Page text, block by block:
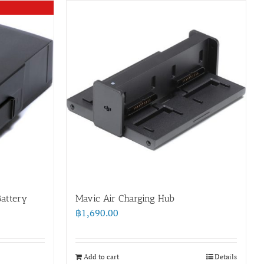
Mavic Air Charging Hub
฿1,690.00
Add to cart Details